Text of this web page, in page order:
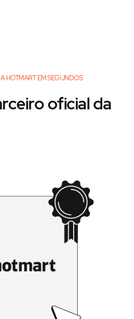
HOTMART EM SEGUNDOS
oficial da